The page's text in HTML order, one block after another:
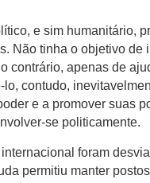
e sim humanitário,
Não tinha o objetivo de
contrário, apenas de
contudo,
e a promover suas
se politicamente.
foram
permitiu manter